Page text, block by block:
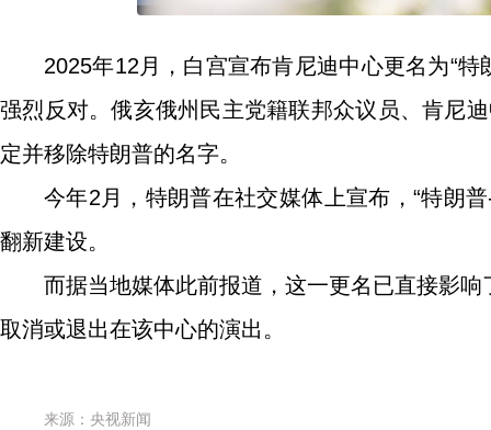
2025年12月，白宫宣布肯尼迪中心更名为“
强烈反对。俄亥俄州民主党籍联邦众议员、肯尼
定并移除特朗普的名字。
今年2月，特朗普在社交媒体上宣布，“特朗
翻新建设。
而据当地媒体此前报道，这一更名已直接影
取消或退出在该中心的演出。
来源：央视新闻